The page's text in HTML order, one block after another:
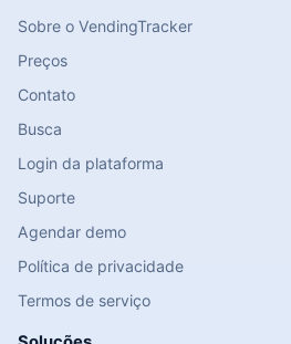
Sobre o VendingTracker
Preços
Contato
Busca
Login da plataforma
Suporte
Agendar demo
Política de privacidade
Termos de serviço